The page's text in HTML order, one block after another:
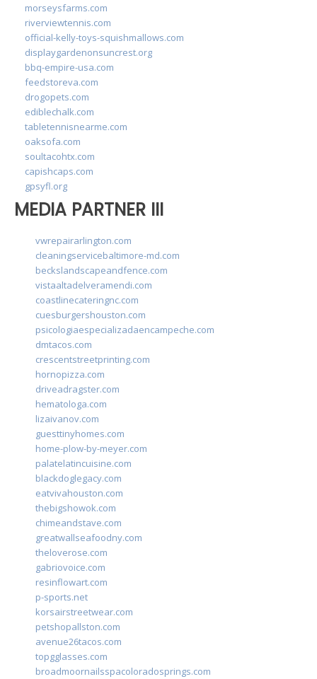
morseysfarms.com
riverviewtennis.com
official-kelly-toys-squishmallows.com
displaygardenonsuncrest.org
bbq-empire-usa.com
feedstoreva.com
drogopets.com
ediblechalk.com
tabletennisnearme.com
oaksofa.com
soultacohtx.com
capishcaps.com
gpsyfl.org
MEDIA PARTNER III
vwrepairarlington.com
cleaningservicebaltimore-md.com
beckslandscapeandfence.com
vistaaltadelveramendi.com
coastlinecateringnc.com
cuesburgershouston.com
psicologiaespecializadaencampeche.com
dmtacos.com
crescentstreetprinting.com
hornopizza.com
driveadragster.com
hematologa.com
lizaivanov.com
guesttinyhomes.com
home-plow-by-meyer.com
palatelatincuisine.com
blackdoglegacy.com
eatvivahouston.com
thebigshowok.com
chimeandstave.com
greatwallseafoodny.com
theloverose.com
gabriovoice.com
resinflowart.com
p-sports.net
korsairstreetwear.com
petshopallston.com
avenue26tacos.com
topgglasses.com
broadmoornailsspacoloradosprings.com